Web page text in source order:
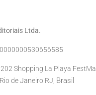
Ltda.
Shopping La Playa
de Janeiro RJ, Brasil